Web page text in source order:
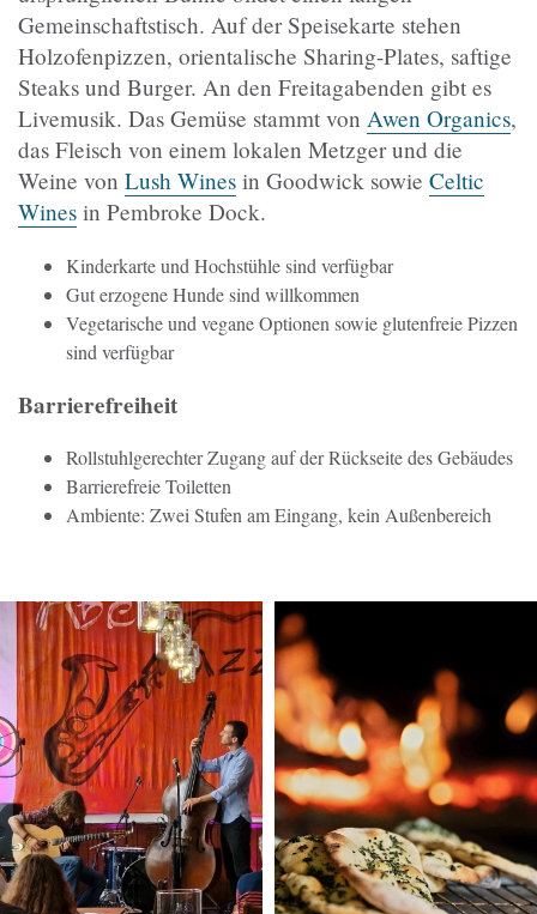
Gemeinschaftstisch. Auf der Speisekarte stehen
Holzofenpizzen, orientalische Sharing-Plates, saftige
Steaks und Burger. An den Freitagabenden gibt es
Livemusik. Das Gemüse stammt von Awen Organics,
das Fleisch von einem lokalen Metzger und die
Weine von Lush Wines in Goodwick sowie Celtic
Wines in Pembroke Dock.
Kinderkarte und Hochstühle sind verfügbar
Gut erzogene Hunde sind willkommen
Vegetarische und vegane Optionen sowie glutenfreie Pizzen
sind verfügbar
Barrierefreiheit
Rollstuhlgerechter Zugang auf der Rückseite des Gebäudes
Barrierefreie Toiletten
Ambiente: Zwei Stufen am Eingang, kein Außenbereich